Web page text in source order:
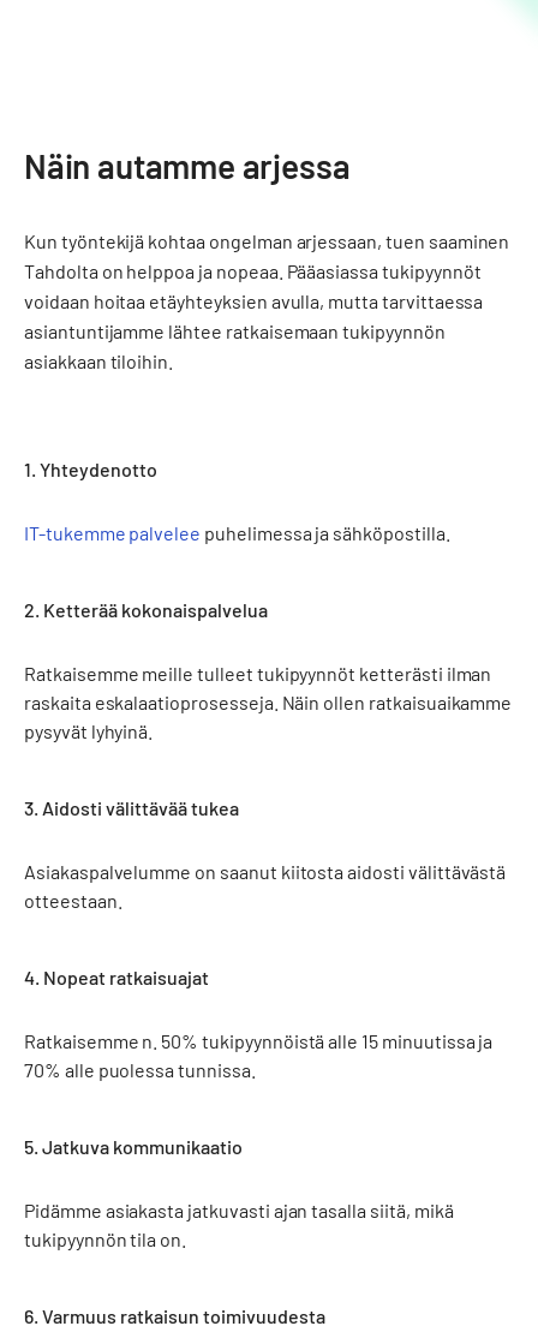
Näin autamme arjessa
Kun työntekijä kohtaa ongelman arjessaan, tuen saaminen
Tahdolta on helppoa ja nopeaa. Pääasiassa tukipyynnöt
voidaan hoitaa etäyhteyksien avulla, mutta tarvittaessa
asiantuntijamme lähtee ratkaisemaan tukipyynnön
asiakkaan tiloihin.
1. Yhteydenotto
IT-tukemme palvelee puhelimessa ja sähköpostilla.
2. Ketterää kokonaispalvelua
Ratkaisemme meille tulleet tukipyynnöt ketterästi ilman
raskaita eskalaatioprosesseja. Näin ollen ratkaisuaikamme
pysyvät lyhyinä.
3. Aidosti välittävää tukea
Asiakaspalvelumme on saanut kiitosta aidosti välittävästä
otteestaan.
4. Nopeat ratkaisuajat
Ratkaisemme n. 50% tukipyynnöistä alle 15 minuutissa ja
70% alle puolessa tunnissa.
5. Jatkuva kommunikaatio
Pidämme asiakasta jatkuvasti ajan tasalla siitä, mikä
tukipyynnön tila on.
6. Varmuus ratkaisun toimivuudesta